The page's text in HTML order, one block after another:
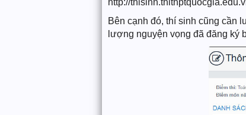
http://
Bên cạnh đó, thí sinh cũng cần
lượng nguyện vọng đã đăng ký